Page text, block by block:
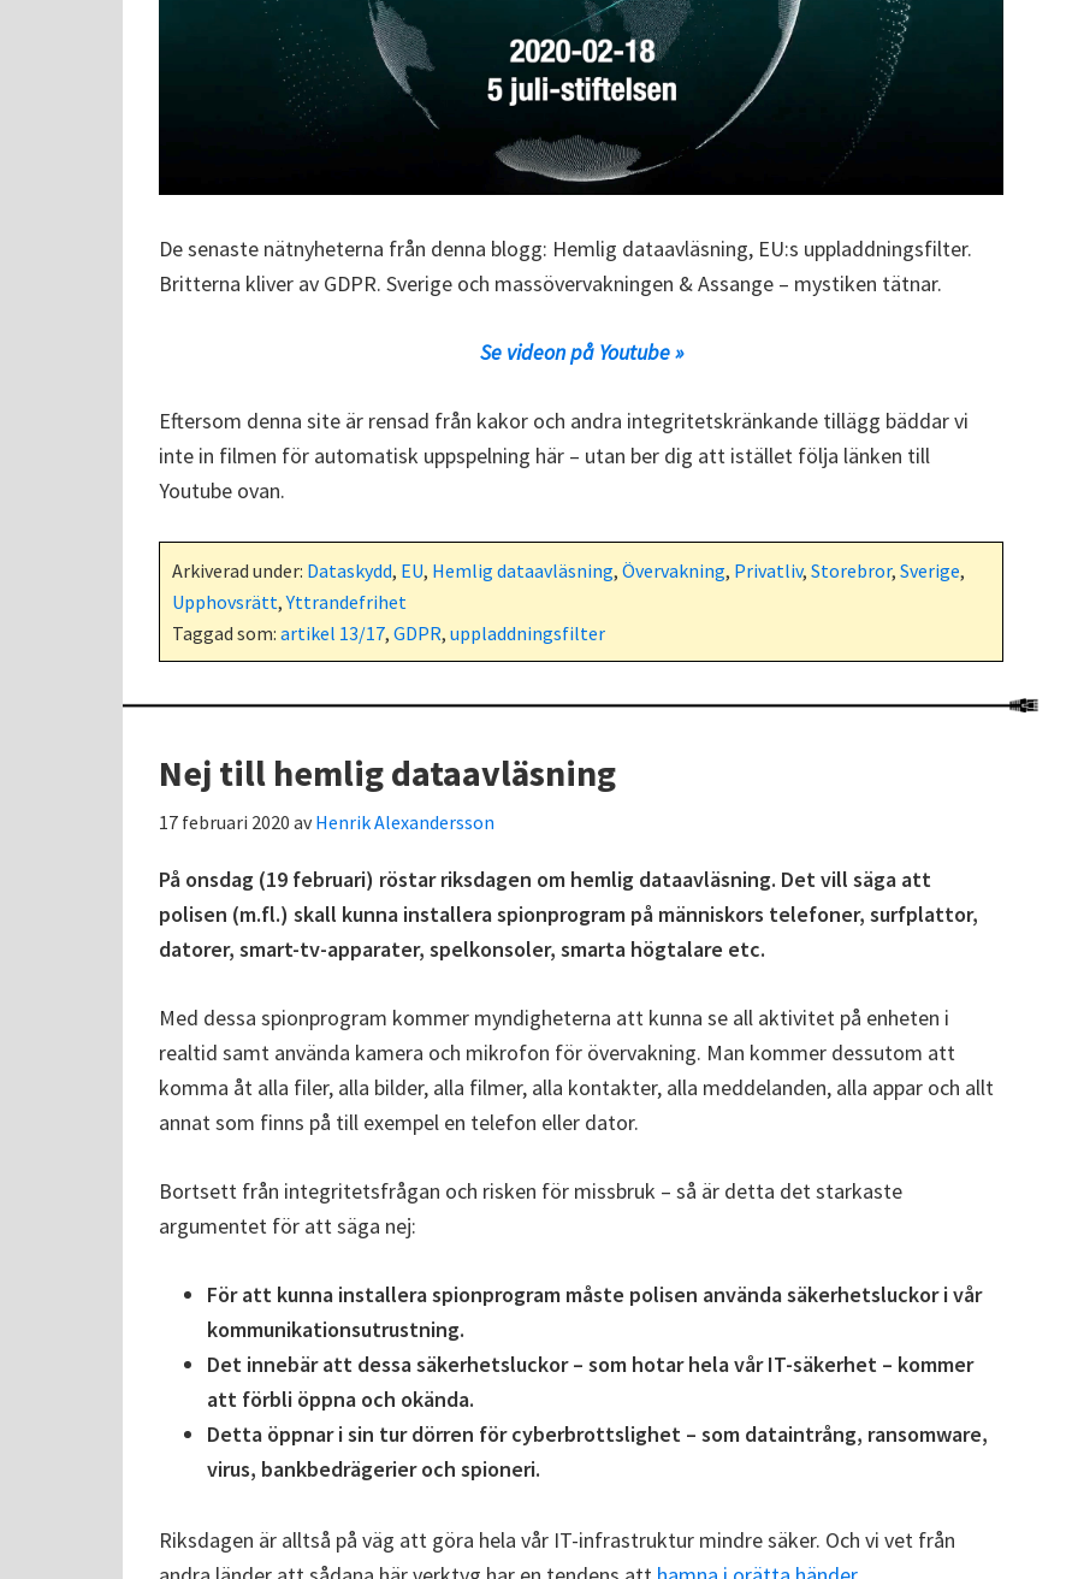
De senaste nätnyheterna från denna blogg: Hemlig dataavläsning, EU:s uppladdningsfilter.
Britterna kliver av GDPR. Sverige och massövervakningen & Assange – mystiken tätnar.
Se videon på Youtube »
Eftersom denna site är rensad från kakor och andra integritetskränkande tillägg bäddar vi
inte in filmen för automatisk uppspelning här – utan ber dig att istället följa länken till
Youtube ovan.
Arkiverad under: Dataskydd, EU, Hemlig dataavläsning, Övervakning, Privatliv, Storebror, Sverige,
Upphovsrätt,Yttrandefrihet
Taggad som: artikel 13/17, GDPR, uppladdningsfilter
Nej till hemlig dataavläsning
17 februari 2020 avHenrik Alexandersson
På onsdag (19 februari) röstar riksdagen om hemlig dataavläsning. Det vill säga att
polisen (m.fl.) skall kunna installera spionprogram på människors telefoner, surfplattor,
datorer, smart-tv-apparater, spelkonsoler, smarta högtalare etc.
Med dessa spionprogram kommer myndigheterna att kunna se all aktivitet på enheten i
realtid samt använda kamera och mikrofon för övervakning. Man kommer dessutom att
komma åt alla filer, alla bilder, alla filmer, alla kontakter, alla meddelanden, alla appar och allt
annat som finns på till exempel en telefon eller dator.
Bortsett från integritetsfrågan och risken för missbruk – så är detta det starkaste
argumentet för att säga nej:
För att kunna installera spionprogram måste polisen använda säkerhetsluckor i vår
kommunikationsutrustning.
Det innebär att dessa säkerhetsluckor – som hotar hela vår IT-säkerhet – kommer
att förbli öppna och okända.
Detta öppnar i sin tur dörren för cyberbrottslighet – som dataintrång, ransomware,
virus, bankbedrägerier och spioneri.
Riksdagen är alltså på väg att göra hela vår IT-infrastruktur mindre säker. Och vi vet från